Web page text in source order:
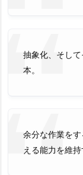
抽象化、そし
本。
余分な作業を
える能力を維持